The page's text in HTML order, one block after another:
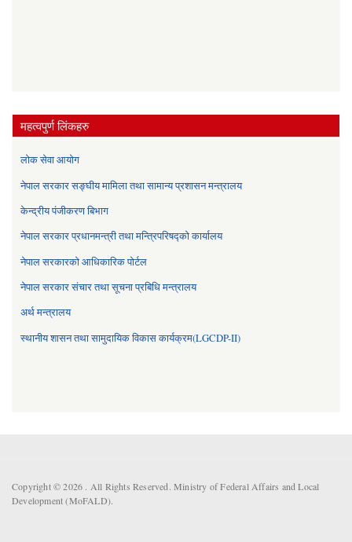
महत्वपुर्ण लिंकहरु
लोक सेवा आयोग
नेपाल सरकार सङ्घीय मामिला तथा सामान्य प्रशासन मन्त्रालय
केन्द्रीय पंजीकरण बिभाग
नेपाल सरकार प्रधानमन्त्री तथा मन्त्रिपरिषद्को कार्यालय
नेपाल सरकारको आधिकारिक पोर्टल
नेपाल सरकार संचार तथा सूचना प्रबिधि मन्त्रालय
अर्थ मन्त्रालय
स्थानीय शासन तथा सामुदायिक विकास कार्यक्रम(LGCDP-II)
Copyright © 2026 . All Rights Reserved. Ministry of Federal Affairs and Local
Development (MoFALD).